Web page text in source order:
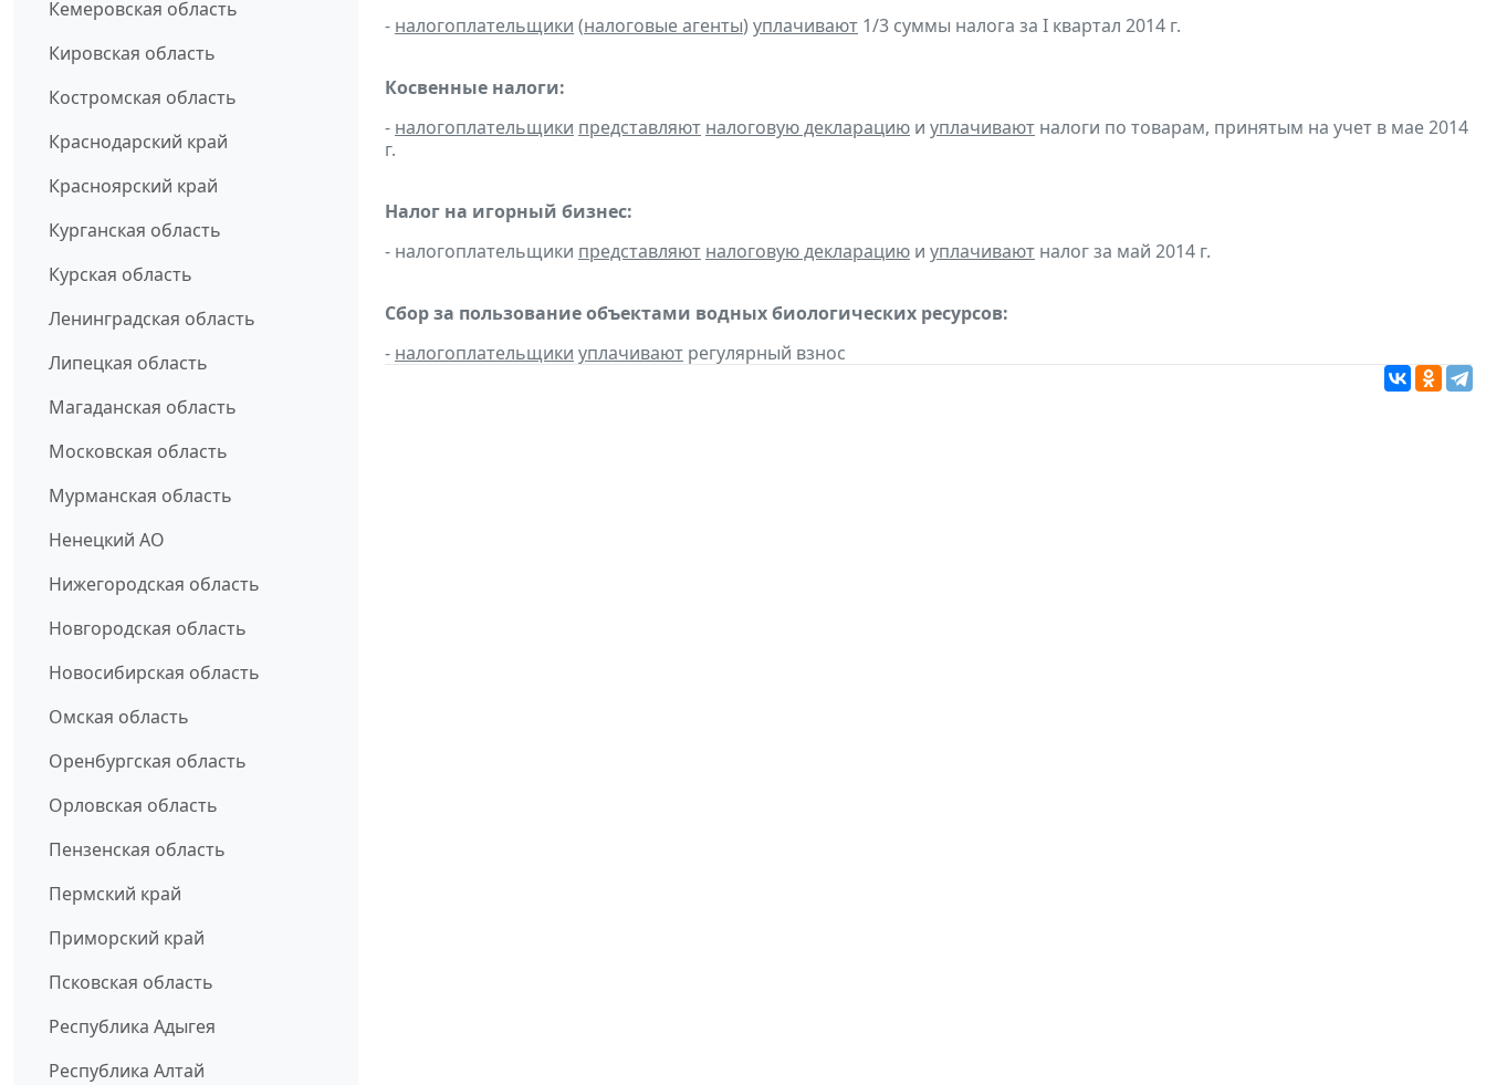
Кемеровская область
Кировская область
Костромская область
Краснодарский край
Красноярский край
Курганская область
Курская область
Ленинградская область
Липецкая область
Магаданская область
Московская область
Мурманская область
Ненецкий АО
Нижегородская область
Новгородская область
Новосибирская область
Омская область
Оренбургская область
Орловская область
Пензенская область
Пермский край
Приморский край
Псковская область
Республика Адыгея
Республика Алтай
- налогоплательщики (налоговые агенты) уплачивают 1/3 суммы налога за I квартал 2014 г.
Косвенные налоги:
- налогоплательщики представляют налоговую декларацию и уплачивают налоги по товарам, принятым на учет в мае 2014
г.
Налог на игорный бизнес:
- налогоплательщики представляют налоговую декларацию и уплачивают налог за май 2014 г.
Сбор за пользование объектами водных биологических ресурсов:
- налогоплательщики уплачивают регулярный взнос